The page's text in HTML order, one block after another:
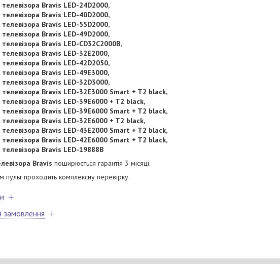
Bravis LED-24D2000,
Bravis LED-40D2000,
Bravis LED-55D2000,
Bravis LED-49D2000,
Bravis LED-CD32C2000B,
Bravis LED-32E2000,
Bravis LED-42D2050,
Bravis LED-49E3000,
Bravis LED-32D3000,
телевізора Bravis LED-32E3000 Smart + T2 black,
Bravis LED-39E6000 + T2 black,
телевізора Bravis LED-39E6000 Smart + T2 black,
Bravis LED-32E6000 + T2 black,
телевізора Bravis LED-43E2000 Smart + T2 black,
телевізора Bravis LED-42E6000 Smart + T2 black,
Bravis LED-19888B
Bravis поширюється гарантія 3 місяці.
проходить комплексну перевірку.
замовлення